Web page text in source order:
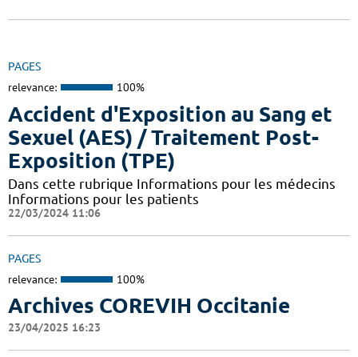
PAGES
relevance: 100%
Accident d'Exposition au Sang et
Sexuel (AES) / Traitement Post-
Exposition (TPE)
Dans cette rubrique Informations pour les médecins
Informations pour les patients
22/03/2024 11:06
PAGES
relevance: 100%
Archives COREVIH Occitanie
23/04/2025 16:23